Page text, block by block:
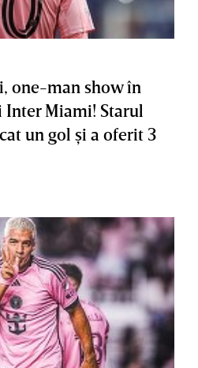
one-man show în
Miami! Starul
un gol şi a oferit 3